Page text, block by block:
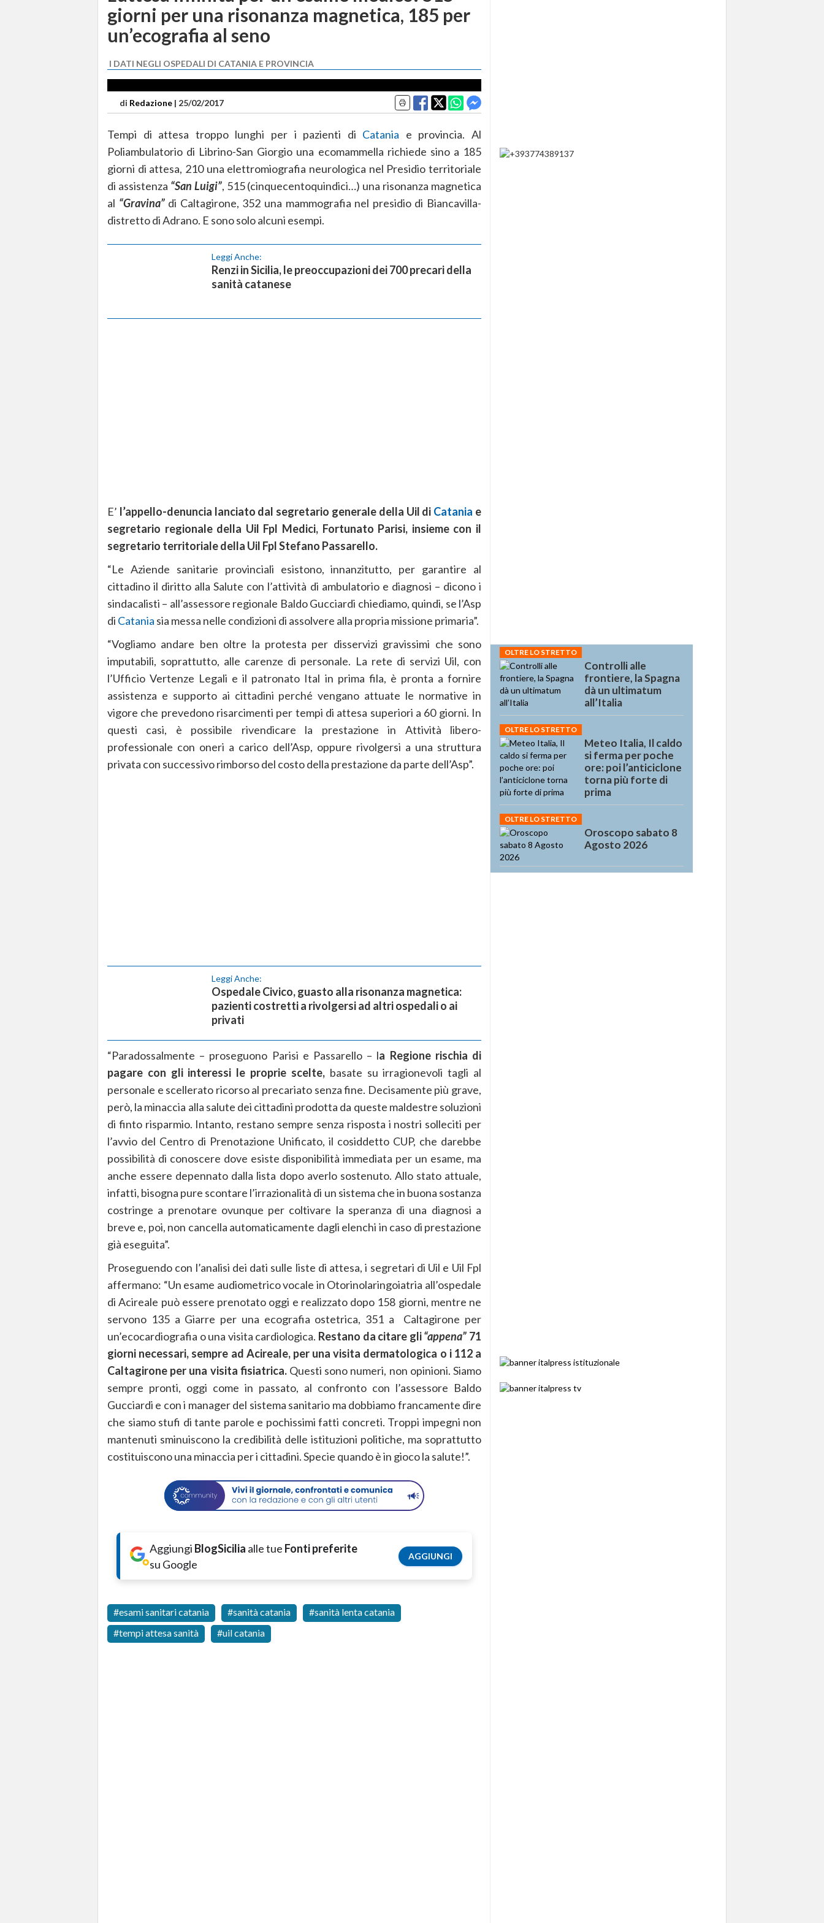
giorni per una risonanza magnetica, 185 per
un’ecografia al seno
I DATI NEGLI OSPEDALI DI CATANIA E PROVINCIA
di Redazione | 25/02/2017
Tempi di attesa troppo lunghi per i pazienti di Catania e provincia. Al
Poliambulatorio di Librino-San Giorgio una ecomammella richiede sino a 185
giorni di attesa, 210 una elettromiografia neurologica nel Presidio territoriale
di assistenza “San Luigi”, 515 (cinquecentoquindici…) una risonanza magnetica
al “Gravina”di Caltagirone, 352 una mammografia nel presidio di Biancavilla-
distretto di Adrano. E sono solo alcuni esempi.
Leggi Anche:
Renzi in Sicilia, le preoccupazioni dei 700 precari della
sanità catanese
E’ l’appello-denuncia lanciato dal segretario generale della Uil di Catania e
segretario regionale della Uil Fpl Medici, Fortunato Parisi, insieme con il
segretario territoriale della Uil Fpl Stefano Passarello.
“Le Aziende sanitarie provinciali esistono, innanzitutto, per garantire al
cittadino il diritto alla Salute con l’attività di ambulatorio e diagnosi – dicono i
sindacalisti – all’assessore regionale Baldo Gucciardi chiediamo, quindi, se l’Asp
di Catania sia messa nelle condizioni di assolvere alla propria missione primaria”.
“Vogliamo andare ben oltre la protesta per disservizi gravissimi che sono
imputabili, soprattutto, alle carenze di personale. La rete di servizi Uil, con
l’Ufficio Vertenze Legali e il patronato Ital in prima fila, è pronta a fornire
assistenza e supporto ai cittadini perché vengano attuate le normative in
vigore che prevedono risarcimenti per tempi di attesa superiori a 60 giorni. In
questi casi, è possibile rivendicare la prestazione in Attività libero-
professionale con oneri a carico dell’Asp, oppure rivolgersi a una struttura
privata con successivo rimborso del costo della prestazione da parte dell’Asp”.
Leggi Anche:
Ospedale Civico, guasto alla risonanza magnetica:
pazienti costretti a rivolgersi ad altri ospedali o ai
privati
“Paradossalmente – proseguono Parisi e Passarello – la Regione rischia di
pagare con gli interessi le proprie scelte,basate su irragionevoli tagli al
personale e scellerato ricorso al precariato senza fine. Decisamente più grave,
però, la minaccia alla salute dei cittadini prodotta da queste maldestre soluzioni
di finto risparmio. Intanto, restano sempre senza risposta i nostri solleciti per
l’avvio del Centro di Prenotazione Unificato, il cosiddetto CUP, che darebbe
possibilità di conoscere dove esiste disponibilità immediata per un esame, ma
anche essere depennato dalla lista dopo averlo sostenuto. Allo stato attuale,
infatti, bisogna pure scontare l’irrazionalità di un sistema che in buona sostanza
costringe a prenotare ovunque per coltivare la speranza di una diagnosi a
breve e, poi, non cancella automaticamente dagli elenchi in caso di prestazione
già eseguita”.
Proseguendo con l’analisi dei dati sulle liste di attesa, i segretari di Uil e Uil Fpl
affermano: “Un esame audiometrico vocale in Otorinolaringoiatria all’ospedale
di Acireale può essere prenotato oggi e realizzato dopo 158 giorni, mentre ne
servono 135 a Giarre per una ecografia ostetrica, 351 a Caltagirone per
un’ecocardiografia o una visita cardiologica. Restano da citare gli“appena” 71
giorni necessari, sempre ad Acireale, per una visita dermatologica o i 112 a
Caltagirone per una visita fisiatrica.Questi sono numeri, non opinioni. Siamo
sempre pronti, oggi come in passato, al confronto con l’assessore Baldo
Gucciardi e con i manager del sistema sanitario ma dobbiamo francamente dire
che siamo stufi di tante parole e pochissimi fatti concreti. Troppi impegni non
mantenuti sminuiscono la credibilità delle istituzioni politiche, ma soprattutto
costituiscono una minaccia per i cittadini. Specie quando è in gioco la salute!”.
Aggiungi BlogSicilia alle tue Fonti preferite
su Google
AGGIUNGI
esami sanitari catania sanità catania
sanità lenta catania
tempi attesa sanità
uil catania
OLTRE LO STRETTO
Controlli alle
frontiere, la Spagna
dà un ultimatum
all’Italia
OLTRE LO STRETTO
Meteo Italia, Il caldo
si ferma per poche
ore: poi l’anticiclone
torna più forte di
prima
OLTRE LO STRETTO
Oroscopo sabato 8
Agosto 2026